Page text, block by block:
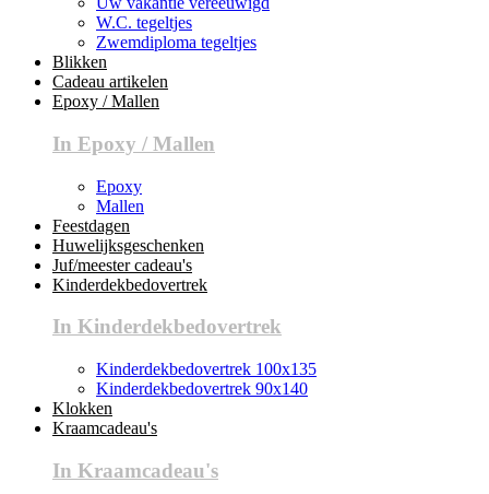
W.C. tegeltjes
Zwemdiploma tegeltjes
Blikken
Cadeau artikelen
Epoxy / Mallen
In Epoxy / Mallen
Epoxy
Mallen
Feestdagen
Huwelijksgeschenken
Juf/meester cadeau's
Kinderdekbedovertrek
In Kinderdekbedovertrek
Kinderdekbedovertrek 100x135
Kinderdekbedovertrek 90x140
Klokken
Kraamcadeau's
In Kraamcadeau's